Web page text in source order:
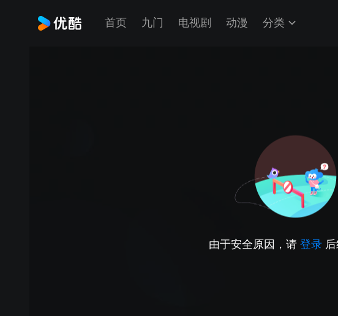
首页 九门 电视剧 动漫 分类
由于安全原因，请 登录